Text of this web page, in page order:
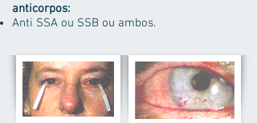
anticorpos:
Anti SSA ou SSB ou ambos.